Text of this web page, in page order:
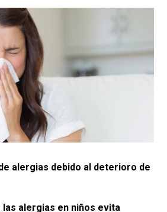
alergias debido al deterioro de
alergias en niños evita